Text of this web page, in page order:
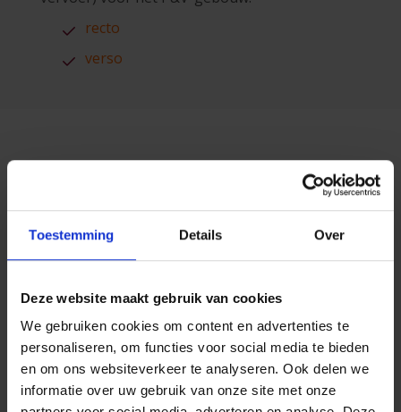
Toestemming Details Over
Deze website maakt gebruik van cookies
We gebruiken cookies om content en advertenties te
personaliseren, om functies voor social media te bieden
en om ons websiteverkeer te analyseren. Ook delen we
informatie over uw gebruik van onze site met onze
recto
verso
U bent een werkgever?
Groepsverzekering
Met deze formulieren kunt u: